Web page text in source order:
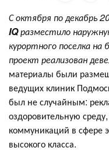
С октября по декабрь
IQразместило
курортного поселка
проект реализован
материалы были
ведущих клиник
был не случайным:
оздоровительную
коммуникаций в сфере
высокого класса.